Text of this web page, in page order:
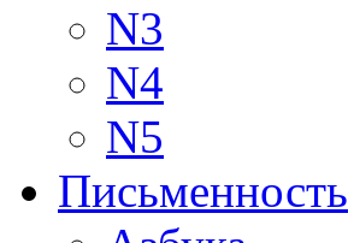
N3
N4
N5
Письменность